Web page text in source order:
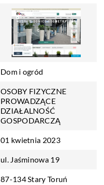
Dom i ogród
OSOBY FIZYCZNE
PROWADZĄCE
DZIAŁALNOŚĆ
GOSPODARCZĄ
01 kwietnia 2023
ul. Jaśminowa 19
87-134 Stary Toruń